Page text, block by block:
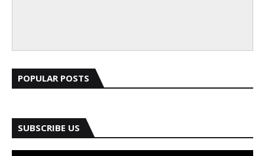
POPULAR POSTS
SUBSCRIBE US